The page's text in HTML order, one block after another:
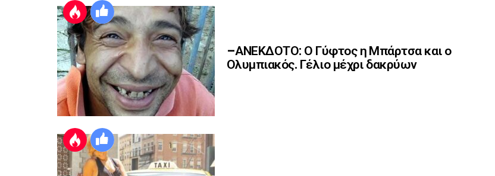
–ΑΝΕΚΔΟΤΟ: Ο Γύφτος η Μπάρτσα και ο
Ολυμπιακός. Γέλιο μέχρι δακρύων